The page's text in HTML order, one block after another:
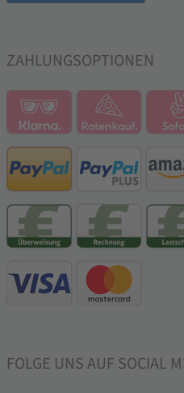
ZAHLUNGSOPTIONEN
FOLGE UNS AUF SOCIAL